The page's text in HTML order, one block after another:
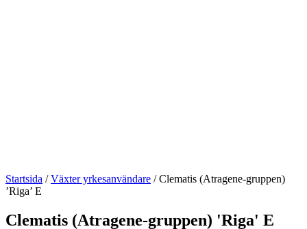
Startsida /Växter yrkesanvändare /Clematis (Atragene-gruppen)
’Riga’ E
Clematis (Atragene-gruppen) 'Riga' E